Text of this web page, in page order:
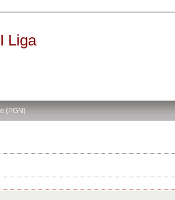
Liga
(PGN)